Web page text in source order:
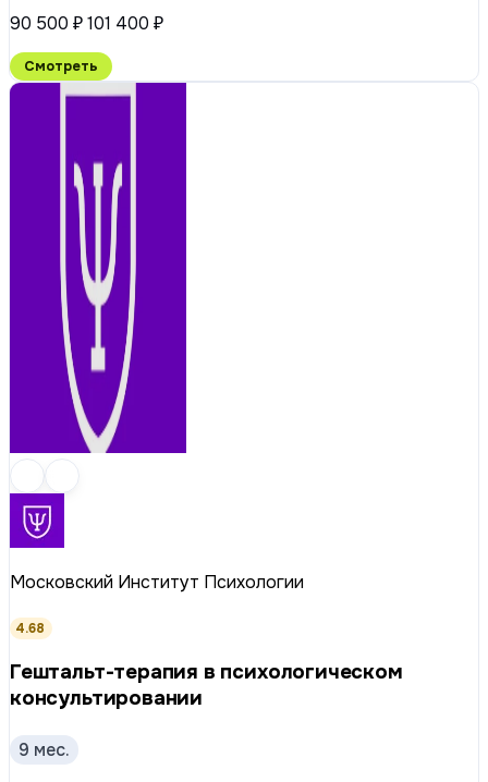
90 500 ₽101 400 ₽
Смотреть
Московский Институт Психологии
4.68
Гештальт-терапия в психологическом
консультировании
9 мес.